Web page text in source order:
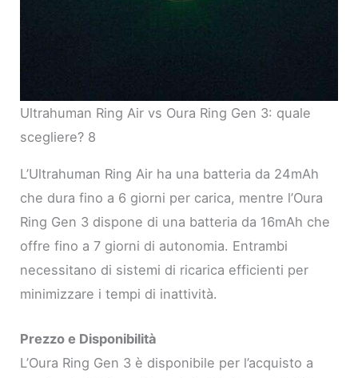
Ultrahuman Ring Air vs Oura Ring Gen 3: quale
scegliere? 8
L’Ultrahuman Ring Air ha una batteria da 24mAh
che dura fino a 6 giorni per carica, mentre l’Oura
Ring Gen 3 dispone di una batteria da 16mAh che
offre fino a 7 giorni di autonomia. Entrambi
necessitano di sistemi di ricarica efficienti per
minimizzare i tempi di inattività.
Prezzo e Disponibilità
L’Oura Ring Gen 3 è disponibile per l’acquisto a